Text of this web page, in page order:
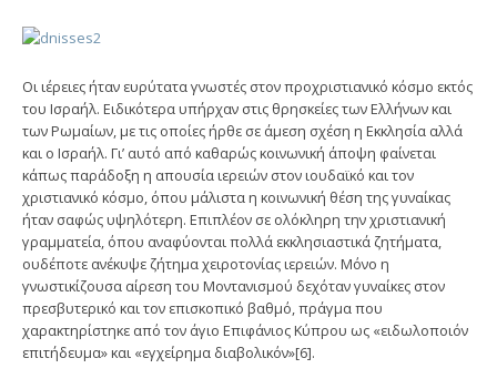
Οι ιέρειες ήταν ευρύτατα γνωστές στον προχριστιανικό κόσμο εκτός
του Ισραήλ. Ειδικότερα υπήρχαν στις θρησκείες των Ελλήνων και
των Ρωμαίων, με τις οποίες ήρθε σε άμεση σχέση η Εκκλησία αλλά
και ο Ισραήλ. Γι’ αυτό από καθαρώς κοινωνική άποψη φαίνεται
κάπως παράδοξη η απουσία ιερειών στον ιουδαϊκό και τον
χριστιανικό κόσμο, όπου μάλιστα η κοινωνική θέση της γυναίκας
ήταν σαφώς υψηλότερη. Επιπλέον σε ολόκληρη την χριστιανική
γραμματεία, όπου αναφύονται πολλά εκκλησιαστικά ζητήματα,
ουδέποτε ανέκυψε ζήτημα χειροτονίας ιερειών. Μόνο η
γνωστικίζουσα αίρεση του Μοντανισμού δεχόταν γυναίκες στον
πρεσβυτερικό και τον επισκοπικό βαθμό, πράγμα που
χαρακτηρίστηκε από τον άγιο Επιφάνιος Κύπρου ως «ειδωλοποιόν
επιτήδευμα» και «εγχείρημα διαβολικόν»[6].